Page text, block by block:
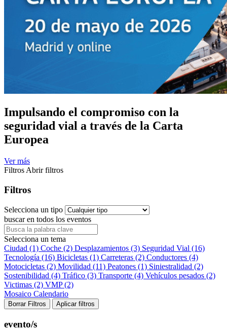
Impulsando el compromiso con la
seguridad vial a través de la Carta
Europea
Ver más
Filtros Abrir filtros
Filtros
Selecciona un tipo
buscar en todos los eventos
Selecciona un tema
Ciudad (1) Coche (2) Desplazamientos (3) Seguridad Vial (16)
Tecnología (16) Bicicletas (1) Carreteras (2) Conductores (4)
Motocicletas (2) Movilidad (11) Peatones (1) Siniestralidad (2)
Sostenibilidad (4) Tráfico (3) Transporte (4) Vehículos pesados (2)
Victimas (2) VMP (2)
Mosaico Calendario
Borrar Filtros Aplicar filtros
evento/s